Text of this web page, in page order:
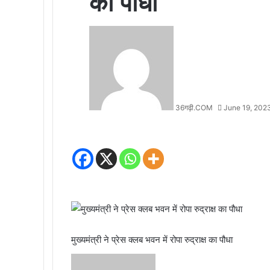
36गढ़ी.COM June 19,
मुख्यमंत्री ने प्रेस क्लब भवन में रोपा रुद्राक्ष का पौधा